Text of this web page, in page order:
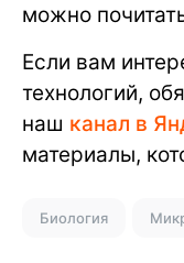
можно
Если вам
технологий,
наш канал в
материалы,
Биология